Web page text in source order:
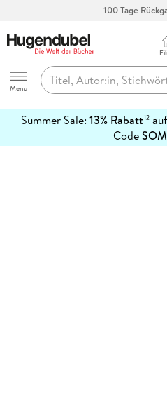
100 Tage
Hugendubel
Menu
Summer Sale: 13% Rabatt12
Code
erfahren